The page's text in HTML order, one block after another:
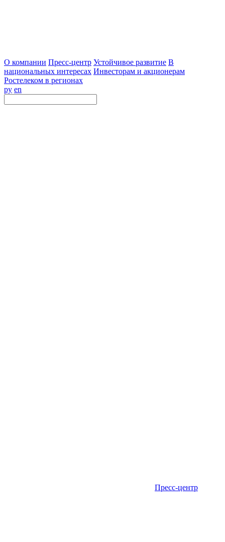
О компании Пресс-центр Устойчивое развитие В
национальных интересах Инвесторам и акционерам
Ростелеком в регионах
ру en
Пресс-центр